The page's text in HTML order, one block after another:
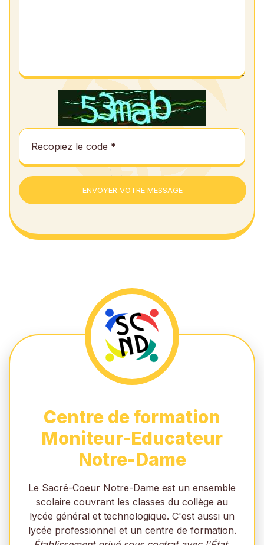
ENVOYER VOTRE MESSAGE
Centre de formation
Moniteur-Educateur
Notre-Dame
Le Sacré-Coeur Notre-Dame est un ensemble
scolaire couvrant les classes du collège au
lycée général et technologique. C'est aussi un
lycée professionnel et un centre de formation.